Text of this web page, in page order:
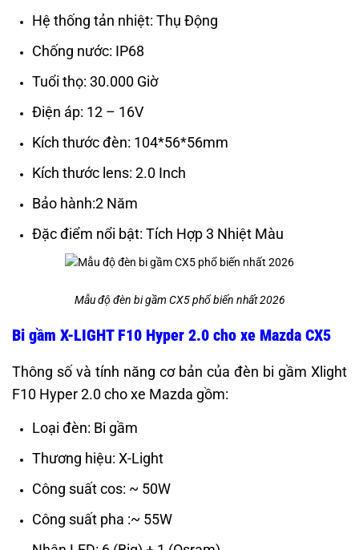
Hệ thống tản nhiệt: Thụ Động
Chống nước: IP68
Tuổi thọ: 30.000 Giờ
Điện áp: 12 – 16V
Kích thước đèn: 104*56*56mm
Kích thước lens: 2.0 Inch
Bảo hành:2 Năm
Đặc điểm nổi bật: Tích Hợp 3 Nhiệt Màu
Mẫu độ đèn bi gầm CX5 phổ biến nhất 2026
Bi gầm X-LIGHT F10 Hyper 2.0 cho xe Mazda CX5
Thông số và tính năng cơ bản của đèn bi gầm Xlight
F10 Hyper 2.0 cho xe Mazda gồm:
Loại đèn: Bi gầm
Thương hiệu: X-Light
Công suất cos: ~ 50W
Công suất pha :~ 55W